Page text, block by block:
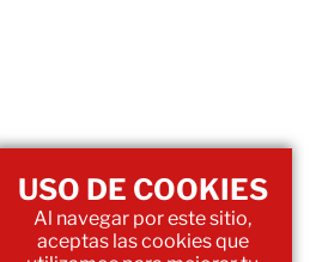
USO DE COOKIES
Al navegar por este sitio,
aceptas las cookies que